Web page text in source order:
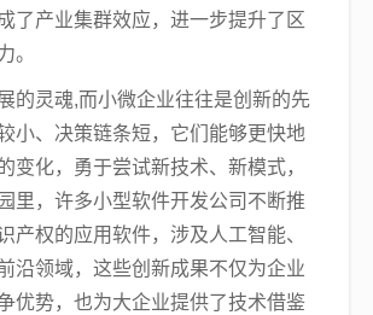
了产业集群效应，进一步提升了区
。
的灵魂,而小微企业往往是创新的先
小、决策链条短，它们能够更快地
变化，勇于尝试新技术、新模式，
里，许多小型软件开发公司不断推
产权的应用软件，涉及人工智能、
沿领域，这些创新成果不仅为企业
优势，也为大企业提供了技术借鉴